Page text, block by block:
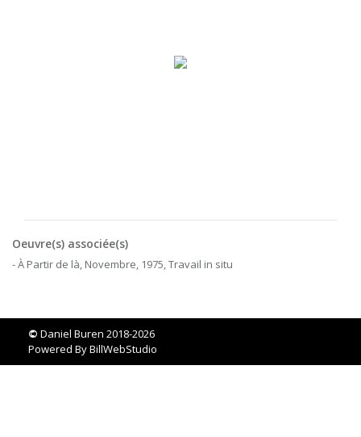
Oeuvre(s) associée(s)
- À Partir de là, Novembre, 1975, Travail in situ
© Daniel Buren 2018-2026
Powered ByBillWebStudio